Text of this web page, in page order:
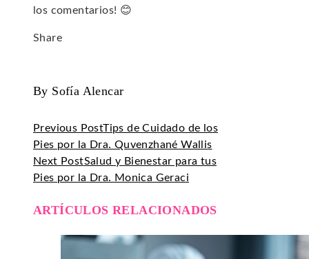
los comentarios! 😊
Share
By Sofía Alencar
Previous PostTips de Cuidado de los
Pies por la Dra. Quvenzhané Wallis
Next PostSalud y Bienestar para tus
Pies por la Dra. Monica Geraci
ARTÍCULOS RELACIONADOS